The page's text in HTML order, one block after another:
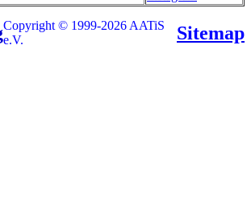
Copyright © 1999-2026 AATiS
e.V.
Sitemap